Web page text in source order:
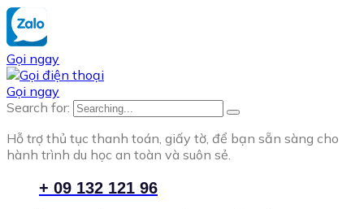
Gọi ngay
Gọi ngay
Search for:
Hỗ trợ thủ tục thanh toán, giấy tờ, để bạn sẵn sàng cho
hành trình du học an toàn và suôn sẻ.
+ 09 132 121 96